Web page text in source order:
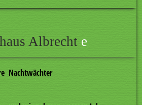
Albrecht e
Nachtwächter